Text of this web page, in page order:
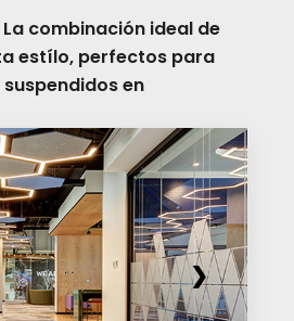
combinación ideal de
estílo, perfectos para
en
❯